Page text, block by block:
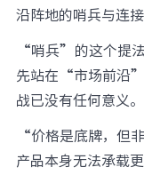
沿阵地的哨兵与连
“哨兵”的这个提
先站在“市场前沿”
战已没有任何意义。
“价格是底牌，但
产品本身无法承载